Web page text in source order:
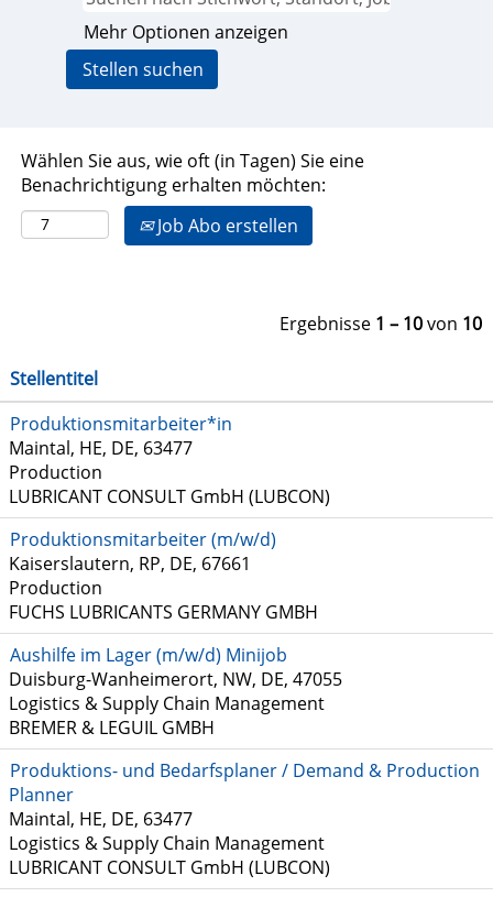
Mehr Optionen anzeigen
Wählen Sie aus, wie oft (in Tagen) Sie eine
Benachrichtigung erhalten möchten:
Job Abo erstellen
Ergebnisse 1 – 10von 10
Stellentitel
Produktionsmitarbeiter*in
Maintal, HE, DE, 63477
Production
LUBRICANT CONSULT GmbH (LUBCON)
Produktionsmitarbeiter (m/w/d)
Kaiserslautern, RP, DE, 67661
Production
FUCHS LUBRICANTS GERMANY GMBH
Aushilfe im Lager (m/w/d) Minijob
Duisburg-Wanheimerort, NW, DE, 47055
Logistics & Supply Chain Management
BREMER & LEGUIL GMBH
Produktions- und Bedarfsplaner / Demand & Production
Planner
Maintal, HE, DE, 63477
Logistics & Supply Chain Management
LUBRICANT CONSULT GmbH (LUBCON)